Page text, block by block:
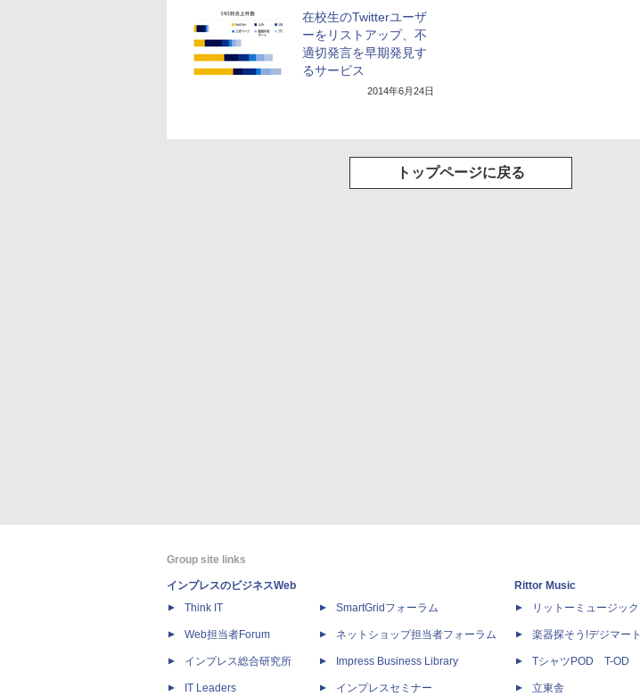
在校生のTwitterユーザ
ーをリストアップ、不
適切発言を早期発見す
るサービス
2014年6月24日
トップページに戻る
Group site links
インプレスのビジネスWeb
Think IT
Web担当者Forum
インプレス総合研究所
IT Leaders
SmartGridフォーラム
ネットショップ担当者フォーラム
Impress Business Library
インプレスセミナー
Rittor Music
リットーミュージック
楽器探そう!デジマート
TシャツPOD T-OD
立東舎